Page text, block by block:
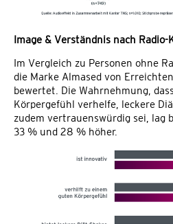
Image & Verständnis nach
Im Vergleich zu Personen ohne
die Marke Almased von
bewertet. Die Wahrnehmung,
Körpergefühl verhelfe, leckere
zudem vertrauenswürdig sei, lag
33 % und 28 % höher.